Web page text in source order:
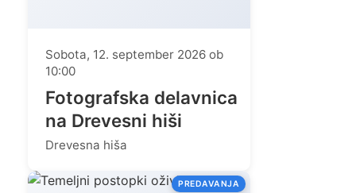
Sobota, 12. september 2026 ob
10:00
Fotografska delavnica
na Drevesni hiši
Drevesna hiša
PREDAVANJA